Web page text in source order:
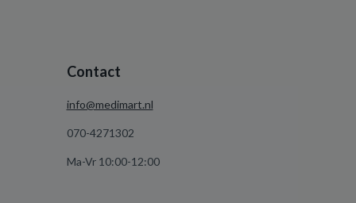
Contact
info@medimart.nl
070-4271302
Ma-Vr 10:00-12:00